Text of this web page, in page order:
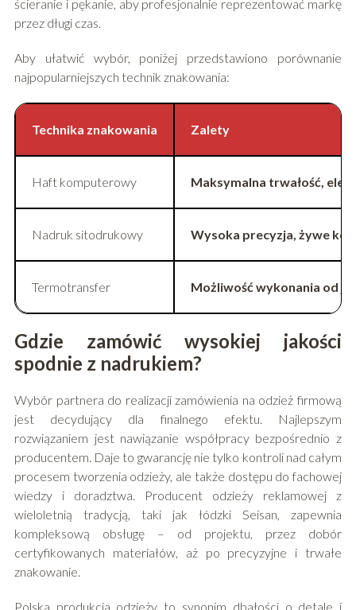
ścieranie i pękanie, aby profesjonalnie reprezentować markę
przez długi czas.
Aby ułatwić wybór, poniżej przedstawiono porównanie
najpopularniejszych technik znakowania:
Technika znakowania Zalety
Haft komputerowy Maksymalna trwałość,
Nadruk sitodrukowy Wysoka precyzja, żywe
Termotransfer Możliwość wykonania od
Gdzie zamówić wysokiej jakości
spodnie z nadrukiem?
Wybór partnera do realizacji zamówienia na odzież firmową
jest decydujący dla finalnego efektu. Najlepszym
rozwiązaniem jest nawiązanie współpracy bezpośrednio z
producentem. Daje to gwarancję nie tylko kontroli nad całym
procesem tworzenia odzieży, ale także dostępu do fachowej
wiedzy i doradztwa. Producent odzieży reklamowej z
wieloletnią tradycją, taki jak łódzki Seisan, zapewnia
kompleksową obsługę – od projektu, przez dobór
certyfikowanych materiałów, aż po precyzyjne i trwałe
znakowanie.
Polska produkcja odzieży to synonim dbałości o detale i